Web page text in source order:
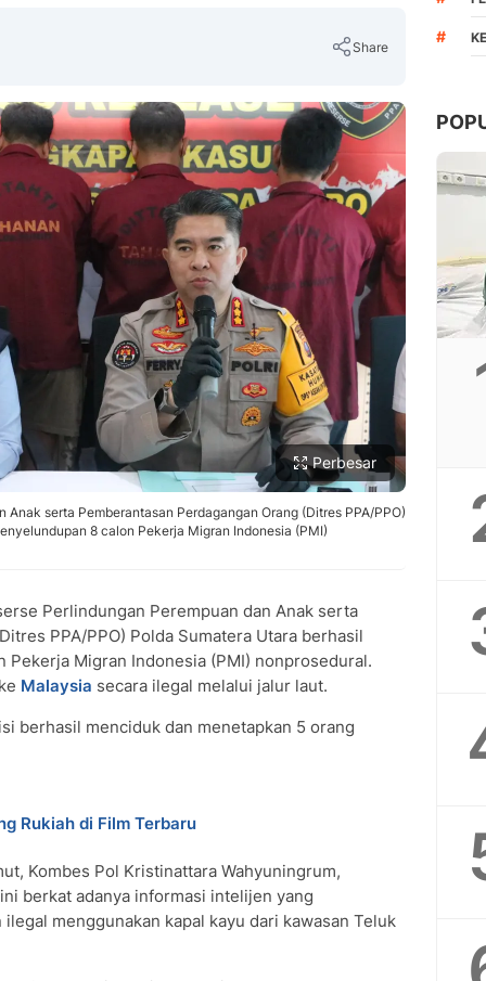
Share
Copy Link
Perbesar
serta Pemberantasan Perdagangan Orang (Ditres PPA/PPO)
8 calon Pekerja Migran Indonesia (PMI)
Perlindungan Perempuan dan Anak serta
PPA/PPO) Polda Sumatera Utara berhasil
Pekerja Migran Indonesia (PMI) nonprosedural.
Malaysia secara ilegal melalui jalur laut.
berhasil menciduk dan menetapkan 5 orang
Rukiah di Film Terbaru
Kombes Pol Kristinattara Wahyuningrum,
berkat adanya informasi intelijen yang
menggunakan kapal kayu dari kawasan Teluk
#